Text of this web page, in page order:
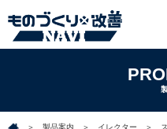
製品案内 イレクター